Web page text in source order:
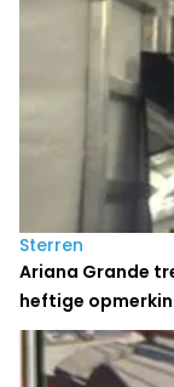
Sterren
Ariana Grande
heftige